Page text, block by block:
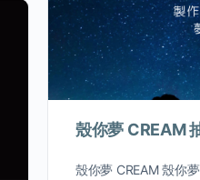
殼你夢 CREAM
殼你夢 CREAM 殼你